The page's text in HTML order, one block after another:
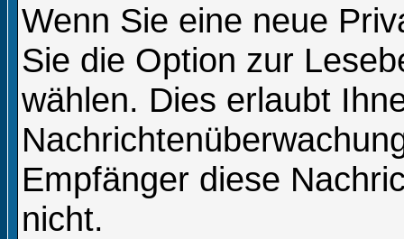
Wenn Sie eine neue
Sie die Option zur
wählen. Dies erlaubt
Empfänger diese
nicht.